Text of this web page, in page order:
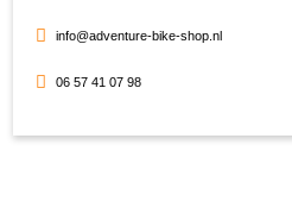
info@adventure-bike-shop.nl
06 57 41 07 98